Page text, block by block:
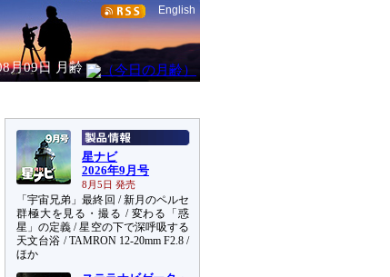
English
月09日 月齢
星ナビ
2026年9月号
8月5日 発売
「宇宙兄弟」最終回 / 新月のペルセ
群極大を見る・撮る / 変わる「惑
星」の定義 / 星空の下で深呼吸する
天文台浴 / TAMRON 12-20mm F2.8 /
ほか